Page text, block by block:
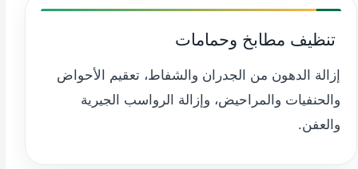
️ تنظيف مطابخ وحمامات
إزالة الدهون من الجدران والشفاط، تعقيم الأحواض
والحنفيات والمراحيض، وإزالة الرواسب الجيرية
والعفن.